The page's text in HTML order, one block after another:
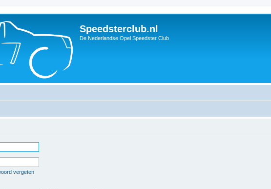
Speedsterclub.nl
De Nederlandse Opel Speedster Club
vergeten